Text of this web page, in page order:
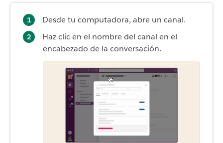
Desde tu computadora, abre un canal.
Haz clic en el nombre del canal en el
encabezado de la conversación.